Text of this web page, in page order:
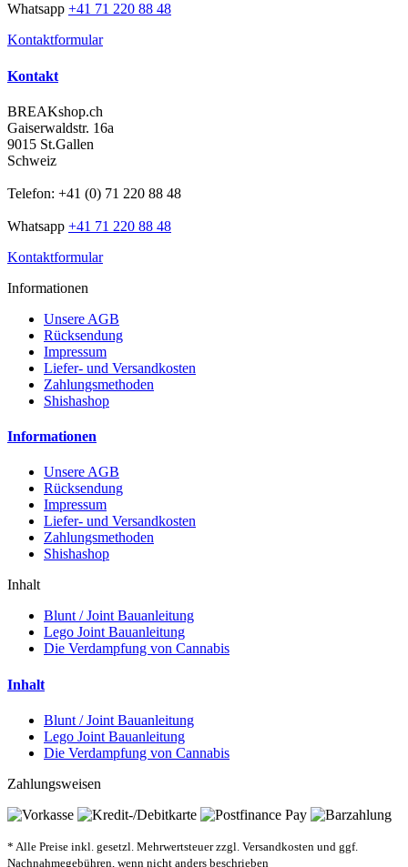
Whatsapp +41 71 220 88 48
Kontaktformular
Kontakt
BREAKshop.ch
Gaiserwaldstr. 16a
9015 St.Gallen
Schweiz
Telefon: +41 (0) 71 220 88 48
Whatsapp +41 71 220 88 48
Kontaktformular
Informationen
Unsere AGB
Rücksendung
Impressum
Liefer- und Versandkosten
Zahlungsmethoden
Shishashop
Informationen
Unsere AGB
Rücksendung
Impressum
Liefer- und Versandkosten
Zahlungsmethoden
Shishashop
Inhalt
Blunt / Joint Bauanleitung
Lego Joint Bauanleitung
Die Verdampfung von Cannabis
Inhalt
Blunt / Joint Bauanleitung
Lego Joint Bauanleitung
Die Verdampfung von Cannabis
Zahlungsweisen
* Alle Preise inkl. gesetzl. Mehrwertsteuer zzgl. Versandkosten und ggf.
Nachnahmegebühren, wenn nicht anders beschrieben